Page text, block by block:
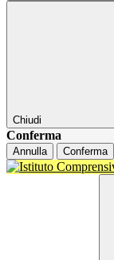
Chiudi
Conferma
Annulla Conferma